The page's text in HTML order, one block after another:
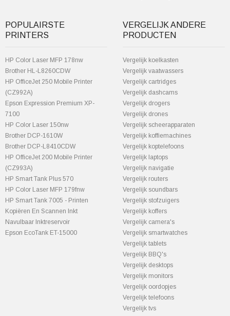
POPULAIRSTE
PRINTERS
HP Color Laser MFP 178nw
Brother HL-L8260CDW
HP OfficeJet 250 Mobile Printer
(CZ992A)
Epson Expression Premium XP-
7100
HP Color Laser 150nw
Brother DCP-1610W
Brother DCP-L8410CDW
HP OfficeJet 200 Mobile Printer
(CZ993A)
HP Smart Tank Plus 570
HP Color Laser MFP 179fnw
HP Smart Tank 7005 - Printen
Kopiëren En Scannen Inkt
Navulbaar Inktreservoir
Epson EcoTank ET-15000
VERGELIJK ANDERE
PRODUCTEN
Vergelijk koelkasten
Vergelijk vaatwassers
Vergelijk cartridges
Vergelijk dashcams
Vergelijk drogers
Vergelijk drones
Vergelijk scheerapparaten
Vergelijk koffiemachines
Vergelijk koptelefoons
Vergelijk laptops
Vergelijk navigatie
Vergelijk routers
Vergelijk soundbars
Vergelijk stofzuigers
Vergelijk koffers
Vergelijk camera's
Vergelijk smartwatches
Vergelijk tablets
Vergelijk BBQ's
Vergelijk desktops
Vergelijk monitors
Vergelijk oordopjes
Vergelijk telefoons
Vergelijk tvs